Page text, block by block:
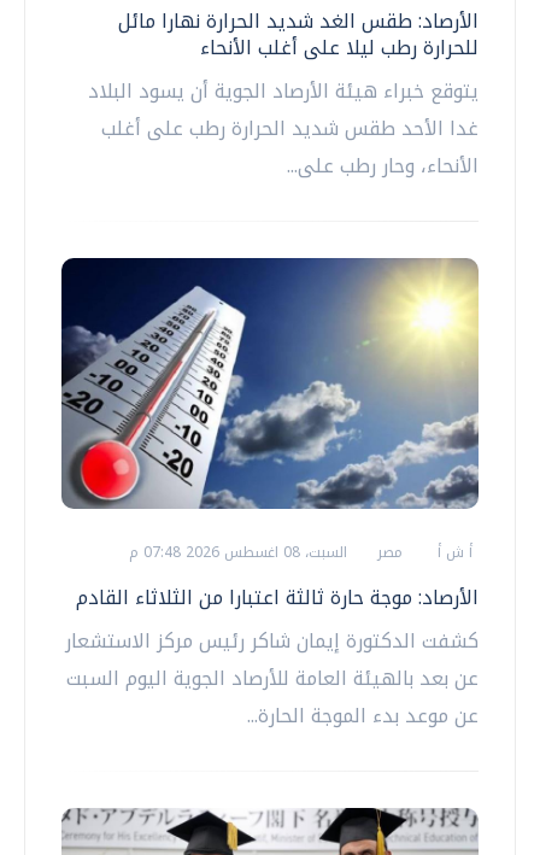
الأرصاد: طقس الغد شديد الحرارة نهارا مائل
للحرارة رطب ليلا على أغلب الأنحاء
يتوقع خبراء هيئة الأرصاد الجوية أن يسود البلاد
غدا الأحد طقس شديد الحرارة رطب على أغلب
الأنحاء، وحار رطب على...
أ ش أ مصر السبت، 08 اغسطس 2026 07:48 م
الأرصاد: موجة حارة ثالثة اعتبارا من الثلاثاء القادم
كشفت الدكتورة إيمان شاكر رئيس مركز الاستشعار
عن بعد بالهيئة العامة للأرصاد الجوية اليوم السبت
عن موعد بدء الموجة الحارة...